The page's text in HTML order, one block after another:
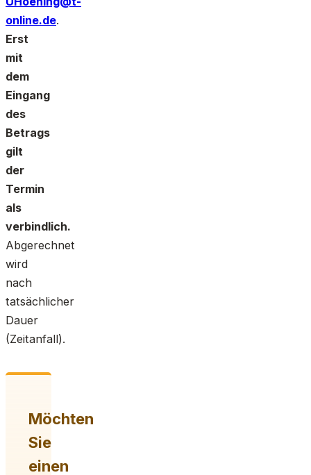
online.de.
Erst
mit
dem
Eingang
des
Betrags
gilt
der
Termin
als
verbindlich.
Abgerechnet
wird
nach
tatsächlicher
Dauer
(Zeitanfall).
Möchten
Sie
einen